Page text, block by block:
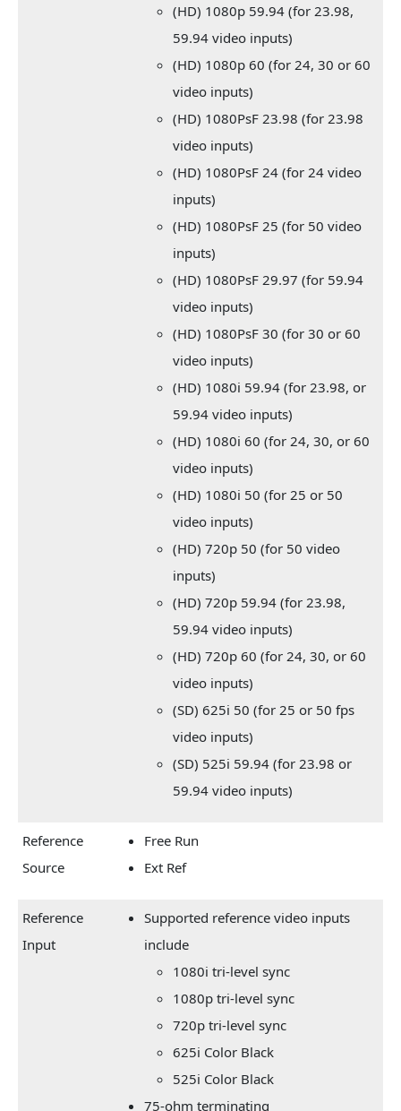
(HD) 1080p 59.94 (for 23.98,
59.94 video inputs)
(HD) 1080p 60 (for 24, 30 or 60
video inputs)
(HD) 1080PsF 23.98 (for 23.98
video inputs)
(HD) 1080PsF 24 (for 24 video
inputs)
(HD) 1080PsF 25 (for 50 video
inputs)
(HD) 1080PsF 29.97 (for 59.94
video inputs)
(HD) 1080PsF 30 (for 30 or 60
video inputs)
(HD) 1080i 59.94 (for 23.98, or
59.94 video inputs)
(HD) 1080i 60 (for 24, 30, or 60
video inputs)
(HD) 1080i 50 (for 25 or 50
video inputs)
(HD) 720p 50 (for 50 video
inputs)
(HD) 720p 59.94 (for 23.98,
59.94 video inputs)
(HD) 720p 60 (for 24, 30, or 60
video inputs)
(SD) 625i 50 (for 25 or 50 fps
video inputs)
(SD) 525i 59.94 (for 23.98 or
59.94 video inputs)
Reference
Source
Free Run
Ext Ref
Reference
Input
Supported reference video inputs
include
1080i tri-level sync
1080p tri-level sync
720p tri-level sync
625i Color Black
525i Color Black
75-ohm terminating